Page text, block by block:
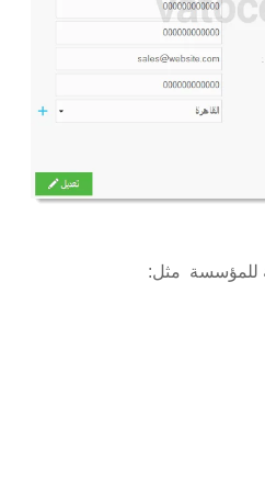
للمؤسسة مثل: